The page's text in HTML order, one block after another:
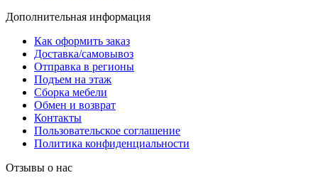
Дополнительная информация
Как оформить заказ
Доставка/самовывоз
Отправка в регионы
Подъем на этаж
Сборка мебели
Обмен и возврат
Контакты
Пользовательское соглашение
Политика конфиденциальности
Отзывы о нас